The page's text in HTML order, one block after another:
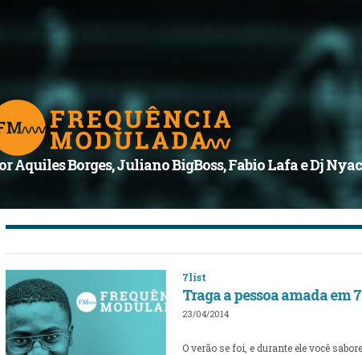
Aquiles Borges, Juliano BigBoss, Fabio Lafa e Dj
7list
Traga a pessoa amada em
23/04/2014
O verão se foi, e durante ele você